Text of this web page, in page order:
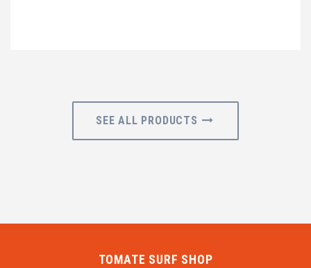
SEE ALL PRODUCTS
TOMATE SURF SHOP